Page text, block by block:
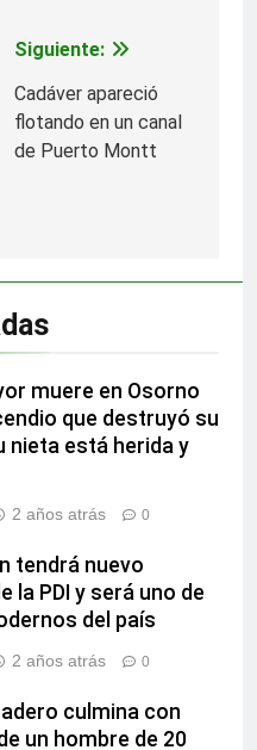
Siguiente:
Cadáver apareció
flotando en un canal
de Puerto Montt
muere en Osorno
que destruyó su
nieta está herida y
2 años atrás 0
tendrá nuevo
la PDI y será uno de
del país
2 años atrás 0
culmina con
un hombre de 20